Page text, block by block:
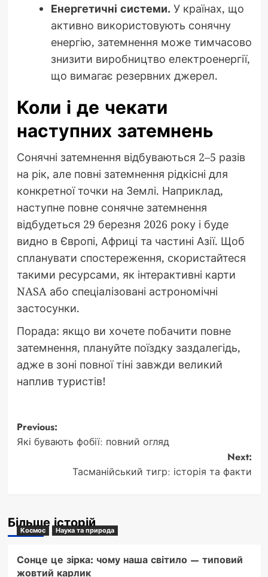
Енергетичні системи. У країнах, що
активно використовують сонячну
енергію, затемнення може тимчасово
знизити виробництво електроенергії,
що вимагає резервних джерел.
Коли і де чекати
наступних затемнень
Сонячні затемнення відбуваються 2–5 разів
на рік, але повні затемнення рідкісні для
конкретної точки на Землі. Наприклад,
наступне повне сонячне затемнення
відбудеться 29 березня 2026 року і буде
видно в Європі, Африці та частині Азії. Щоб
спланувати спостереження, скористайтеся
такими ресурсами, як інтерактивні карти
NASA або спеціалізовані астрономічні
застосунки.
Порада: якщо ви хочете побачити повне
затемнення, плануйте поїздку заздалегідь,
адже в зоні повної тіні завжди великий
наплив туристів!
Post
navigation
Previous:
Які бувають фобії: повний огляд
Next:
Тасманійський тигр: історія та факти
Більше історій
Космос Наука та природа
Сонце це зірка: чому наша світило — типовий
жовтий карлик